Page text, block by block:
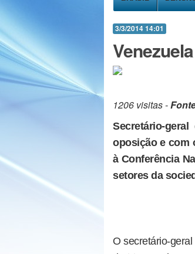
3/3/2014 14:01
1206 visitas -
Secretário-
oposição e com
à Conferência
setores da
O secretário-